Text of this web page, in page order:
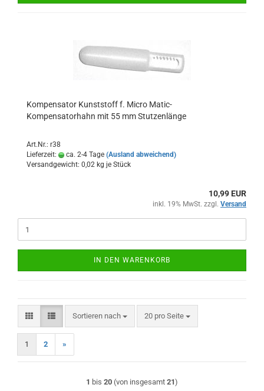
Kompensator Kunststoff f. Micro Matic-
Kompensatorhahn mit 55 mm Stutzenlänge
Art.Nr.: r38
Lieferzeit:
ca. 2-4 Tage (Ausland abweichend)
Versandgewicht: 0,02 kg je Stück
10,99 EUR
inkl. 19% MwSt. zzgl. Versand
IN DEN WARENKORB
Sortieren nach
Sortieren nach 20 pro Seite
pro Seite
1 2 »
1 bis 20 (von insgesamt 21)